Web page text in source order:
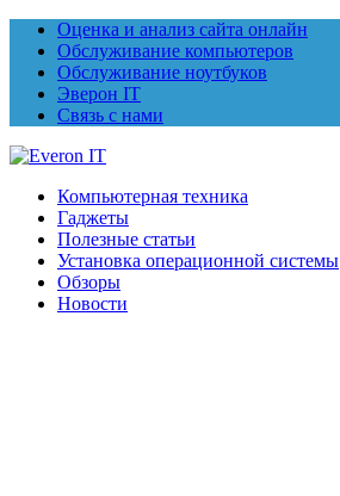
Оценка и анализ сайта онлайн
Обслуживание компьютеров
Обслуживание ноутбуков
Эверон IT
Связь с нами
Компьютерная техника
Гаджеты
Полезные статьи
Установка операционной системы
Обзоры
Новости